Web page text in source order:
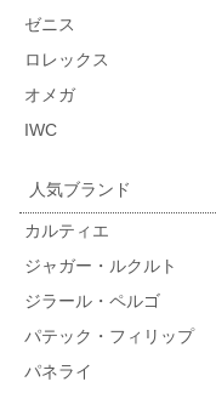
ゼニス
ロレックス
オメガ
IWC
人気ブランド
カルティエ
ジャガー・ルクルト
ジラール・ペルゴ
パテック・フィリップ
パネライ